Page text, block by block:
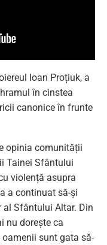
Ioan Proțiuk, a
în cinstea
canonice în frunte
opinia comunității
Tainei Sfântului
violență asupra
a continuat să-și
Sfântului Altar. Din
nu dorește ca
sunt gata să-